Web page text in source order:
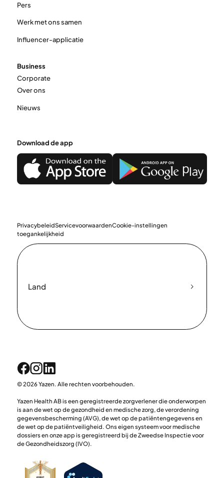
Pers
Werk met ons samen
Influencer-applicatie
Business
Corporate
Over ons
Nieuws
Download de app
PrivacybeleidServicevoorwaardenCookie-instellingen
toegankelijkheid
Land
© 2026 Yazen. Alle rechten voorbehouden.
Yazen Health AB is een geregistreerde zorgverlener die onderworpen
is aan de wet op de gezondheid en medische zorg, de verordening
gegevensbescherming (AVG), de wet op de patiëntengegevens en
de wet op de patiëntveiligheid. Ons eigen systeem voor medische
dossiers en onze app is geregistreerd bij de Zweedse Inspectie voor
de Gezondheidszorg (IVO).